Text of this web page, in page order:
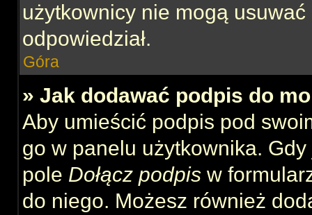
użytkownicy nie mogą
odpowiedział.
Góra
» Jak dodawać podpis do
Aby umieścić podpis pod
go w panelu użytkownika.
pole Dołącz podpis w
do niego. Możesz również